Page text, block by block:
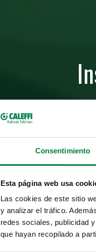
Consentimiento
Esta página web usa
Las cookies de este sitio
y analizar el tráfico.
redes sociales, publicidad
que hayan recopilado a